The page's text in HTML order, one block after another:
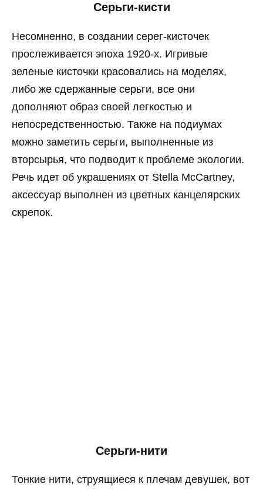
Серьги-кисти
Несомненно, в создании серег-кисточек
прослеживается эпоха 1920-х. Игривые
зеленые кисточки красовались на моделях,
либо же сдержанные серьги, все они
дополняют образ своей легкостью и
непосредственностью. Также на подиумах
можно заметить серьги, выполненные из
вторсырья, что подводит к проблеме экологии.
Речь идет об украшениях от Stella McCartney,
аксессуар выполнен из цветных канцелярских
скрепок.
Серьги-нити
Тонкие нити, струящиеся к плечам девушек, вот